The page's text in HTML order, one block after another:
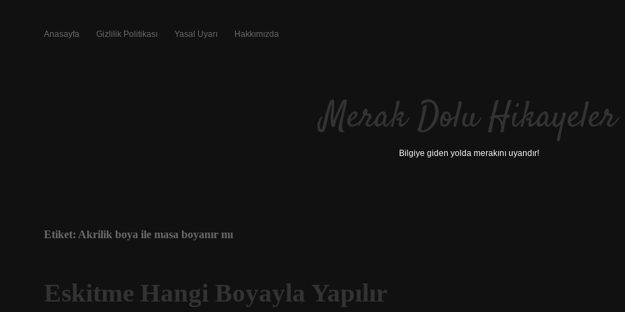
Anasayfa Gizlilik Politikası Yasal Uyarı Hakkımızda
Merak Dolu Hikayeler
Bilgiye giden yolda merakını uyandır!
Etiket: Akrilik boya ile masa boyanır mı
Eskitme Hangi Boyayla Yapılır